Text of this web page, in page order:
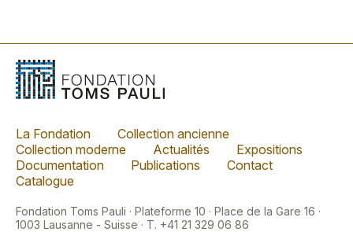
La Fondation
Collection ancienne
Collection moderne
Actualités
Expositions
Documentation
Publications
Contact
Catalogue
Fondation Toms Pauli · Plateforme 10 · Place de la Gare 16 ·
1003 Lausanne - Suisse · T. +41 21 329 06 86